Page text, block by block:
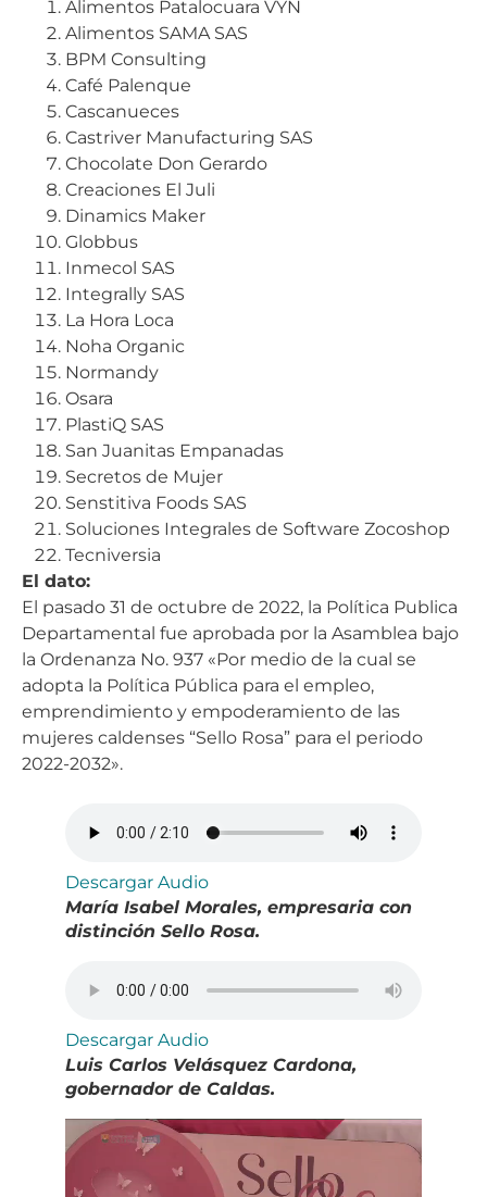
Alimentos Patalocuara VYN
Alimentos SAMA SAS
BPM Consulting
Café Palenque
Cascanueces
Castriver Manufacturing SAS
Chocolate Don Gerardo
Creaciones El Juli
Dinamics Maker
Globbus
Inmecol SAS
Integrally SAS
La Hora Loca
Noha Organic
Normandy
Osara
PlastiQ SAS
San Juanitas Empanadas
Secretos de Mujer
Senstitiva Foods SAS
Soluciones Integrales de Software Zocoshop
Tecniversia
El dato:
El pasado 31 de octubre de 2022, la Política Publica
Departamental fue aprobada por la Asamblea bajo
la Ordenanza No. 937 «Por medio de la cual se
adopta la Política Pública para el empleo,
emprendimiento y empoderamiento de las
mujeres caldenses “Sello Rosa” para el periodo
2022-2032».
Descargar Audio
María Isabel Morales, empresaria con
distinción Sello Rosa.
Descargar Audio
Luis Carlos Velásquez Cardona,
gobernador de Caldas.